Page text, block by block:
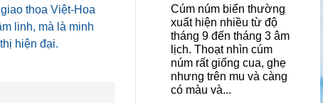
thoa Việt-Hoa
linh, mà là minh
hiện đại.
Cúm núm biển thường
xuất hiện nhiều từ độ
tháng 9 đến tháng 3 âm
lịch. Thoạt nhìn cúm
núm rất giống cua, ghẹ
nhưng trên mu và càng
có màu và...